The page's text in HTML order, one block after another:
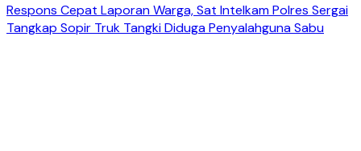
Respons Cepat Laporan Warga, Sat Intelkam Polres Sergai
Tangkap Sopir Truk Tangki Diduga Penyalahguna Sabu